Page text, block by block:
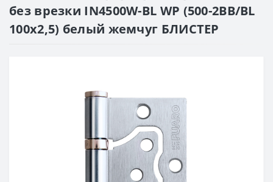
без врезки IN4500W-BL WP (500-2BB/BL
100x2,5) белый жемчуг БЛИСТЕР